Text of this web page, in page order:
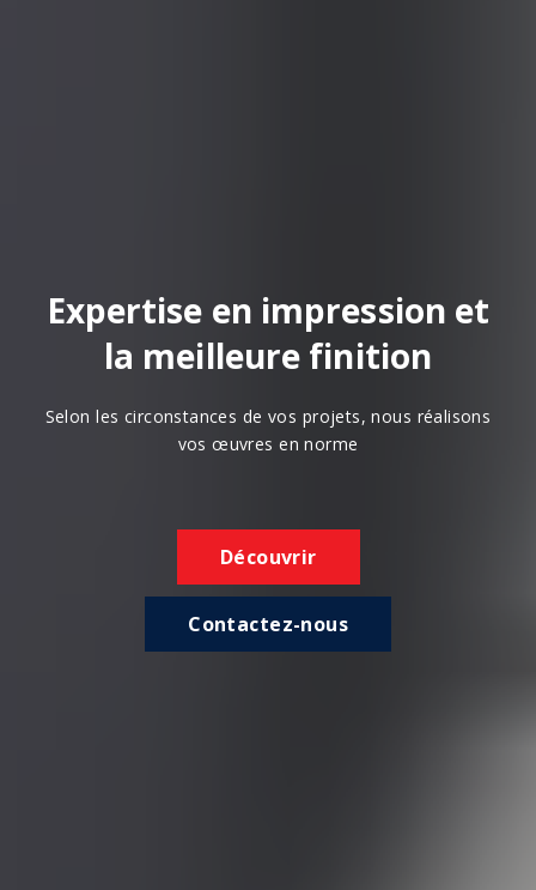
Expertise en impression et
la meilleure finition
Selon les circonstances de vos projets, nous réalisons
vos œuvres en norme
Découvrir
Contactez-nous